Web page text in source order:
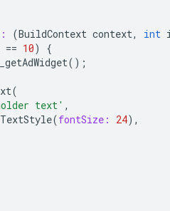
(BuildContext context, int
== 10)
{
_getAdWidget();
(
text' ,
TextStyle(fontSize: 24),